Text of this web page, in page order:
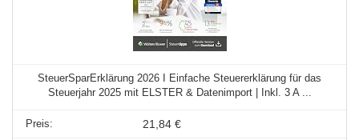
SteuerSparErklärung 2026 I Einfache Steuererklärung für das
Steuerjahr 2025 mit ELSTER & Datenimport | Inkl. 3 A ...
21,84 €